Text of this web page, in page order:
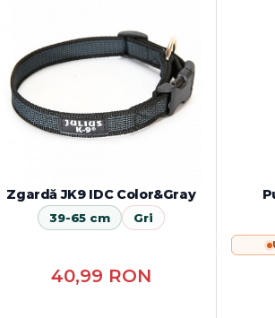
Zgardă JK9 IDC Color&Gray
39-65 cm Gri
40,99 RON